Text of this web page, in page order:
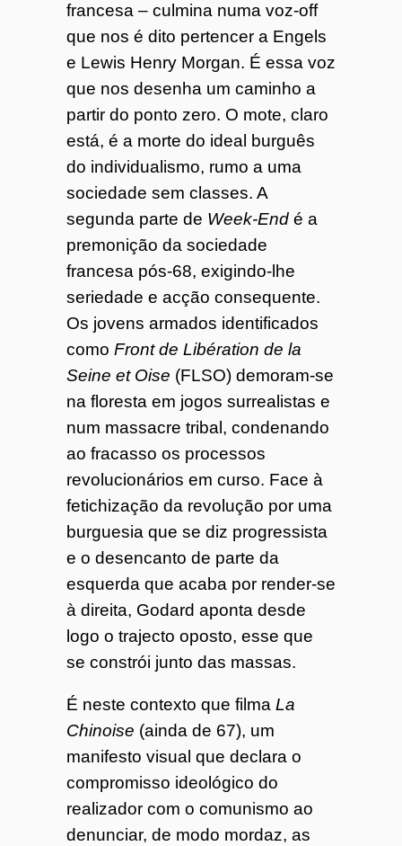
francesa – culmina numa voz-off
que nos é dito pertencer a Engels
e Lewis Henry Morgan. É essa voz
que nos desenha um caminho a
partir do ponto zero. O mote, claro
está, é a morte do ideal burguês
do individualismo, rumo a uma
sociedade sem classes. A
segunda parte de Week-End é a
premonição da sociedade
francesa pós-68, exigindo-lhe
seriedade e acção consequente.
Os jovens armados identificados
como Front de Libération de la
Seine et Oise (FLSO) demoram-se
na floresta em jogos surrealistas e
num massacre tribal, condenando
ao fracasso os processos
revolucionários em curso. Face à
fetichização da revolução por uma
burguesia que se diz progressista
e o desencanto de parte da
esquerda que acaba por render-se
à direita, Godard aponta desde
logo o trajecto oposto, esse que
se constrói junto das massas.
É neste contexto que filma La
Chinoise (ainda de 67), um
manifesto visual que declara o
compromisso ideológico do
realizador com o comunismo ao
denunciar, de modo mordaz, as